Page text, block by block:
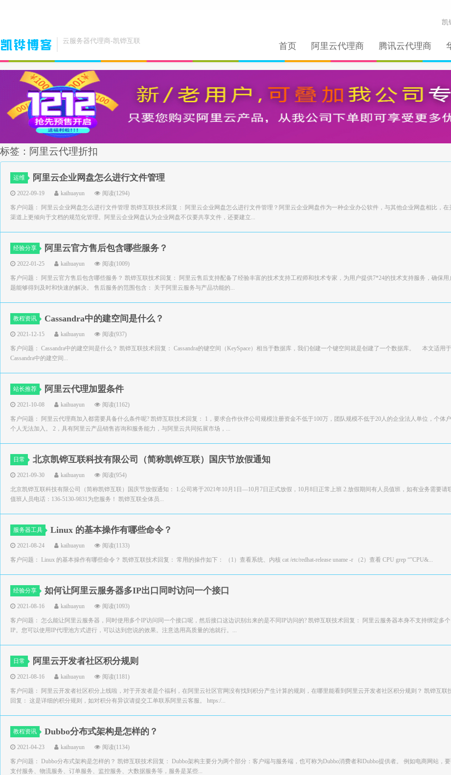
云服务器代理商-凯铧互联
首页 阿里云代理商 腾讯云代理商
凯
标签：阿里云代理折扣
运维 阿里云企业网盘怎么进行文件管理
2022-09-19 kaihuayun 阅读(1294)
客户问题： 阿里云企业网盘怎么进行文件管理 凯铧互联技术回复： 阿里云企业网盘怎么进行文件管理？阿里云企业网盘作为一种企业办公软件，与其他企业网盘相比，在
渠道上更倾向于文档的规范化管理。阿里云企业网盘认为企业网盘不仅要共享文件，还要建立...
经验分享 阿里云官方售后包含哪些服务？
2022-01-25 kaihuayun 阅读(1009)
客户问题： 阿里云官方售后包含哪些服务？ 凯铧互联技术回复： 阿里云售后支持配备了经验丰富的技术支持工程师和技术专家，为用户提供7*24的技术支持服务，确保用
题能够得到及时和快速的解决。 售后服务的范围包含： 关于阿里云服务与产品功能的...
教程资讯 Cassandra中的建空间是什么？
2021-12-15 kaihuayun 阅读(937)
客户问题： Cassandra中的建空间是什么？ 凯铧互联技术回复： Cassandra的键空间（KeySpace）相当于数据库，我们创建一个键空间就是创建了一个数据库。 本文适用于
Cassandra中的建空间...
站长推荐 阿里云代理加盟条件
2021-10-08 kaihuayun 阅读(1162)
客户问题： 阿里云代理商加入都需要具备什么条件呢? 凯铧互联技术回复： 1，要求合作伙伴公司规模注册资金不低于100万，团队规模不低于20人的企业法人单位，个体
个人无法加入。 2，具有阿里云产品销售咨询和服务能力，与阿里云共同拓展市场，...
日常 北京凯铧互联科技有限公司（简称凯铧互联）国庆节放假通知
2021-09-30 kaihuayun 阅读(954)
北京凯铧互联科技有限公司（简称凯铧互联）国庆节放假通知： 1.公司将于2021年10月1日—10月7日正式放假，10月8日正常上班 2.放假期间有人员值班，如有业务需要请
值班人员电话：136-5130-9831为您服务！ 凯铧互联全体员...
服务器工具 Linux 的基本操作有哪些命令？
2021-08-24 kaihuayun 阅读(1133)
客户问题： Linux 的基本操作有哪些命令？ 凯铧互联技术回复： 常用的操作如下： （1）查看系统、内核 cat /etc/redhat-release uname -r （2）查看 CPU grep “”CPU&...
经验分享 如何让阿里云服务器多IP出口同时访问一个接口
2021-08-16 kaihuayun 阅读(1093)
客户问题： 怎么能让阿里云服务器，同时使用多个IP访问同一个接口呢，然后接口这边识别出来的是不同IP访问的? 凯铧互联技术回复： 阿里云服务器本身不支持绑定多个
IP。您可以使用IP代理池方式进行，可以达到您说的效果。注意选用高质量的池就行。...
日常 阿里云开发者社区积分规则
2021-08-16 kaihuayun 阅读(1181)
客户问题： 阿里云开发者社区积分上线啦，对于开发者是个福利，在阿里云社区官网没有找到积分产生计算的规则，在哪里能看到阿里云开发者社区积分规则？ 凯铧互联
回复： 这是详细的积分规则，如对积分有异议请提交工单联系阿里云客服。 https:/...
教程资讯 Dubbo分布式架构是怎样的？
2021-04-23 kaihuayun 阅读(1134)
客户问题： Dubbo分布式架构是怎样的？ 凯铧互联技术回复： Dubbo架构主要分为两个部分：客户端与服务端，也可称为Dubbo消费者和Dubbo提供者。 例如电商网站，要
支付服务、物流服务、订单服务、监控服务、大数据服务等，服务是某些...